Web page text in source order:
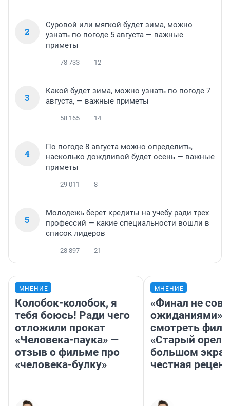
2
Суровой или мягкой будет зима, можно
узнать по погоде 5 августа — важные
приметы
78 733 12
3
Какой будет зима, можно узнать по погоде 7
августа, — важные приметы
58 165 14
4
По погоде 8 августа можно определить,
насколько дождливой будет осень — важные
приметы
29 011 8
5
Молодежь берет кредиты на учебу ради трех
профессий — какие специальности вошли в
список лидеров
28 897 21
МНЕНИЕ
Колобок-колобок, я
тебя боюсь! Ради чего
отложили прокат
«Человека-паука» —
отзыв о фильме про
«человека-булку»
МНЕНИЕ
«Финал не
ожиданиями»:
смотреть
«Старый орел»
большом
честная